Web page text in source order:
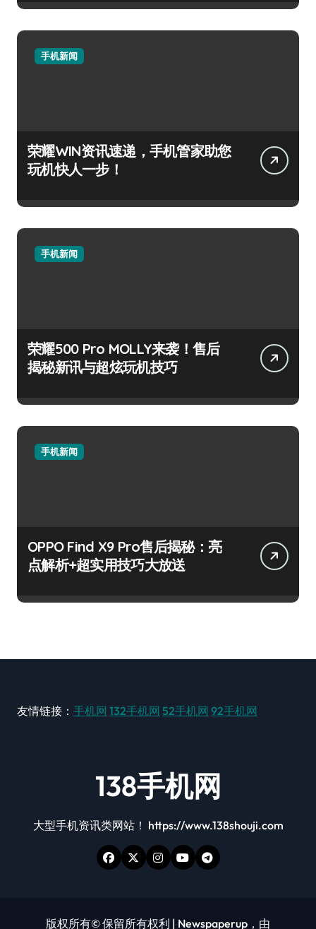
手机新闻
荣耀WIN资讯速递，手机管家助您
玩机快人一步！
手机新闻
荣耀500 Pro MOLLY来袭！售后
揭秘新讯与超炫玩机技巧
手机新闻
OPPO Find X9 Pro售后揭秘：亮
点解析+超实用技巧大放送
友情链接： 手机网 132手机网 52手机网 92手机网
138手机网
大型手机资讯类网站！ https://www.138shouji.com
版权所有© 保留所有权利 | Newspaperup ，由